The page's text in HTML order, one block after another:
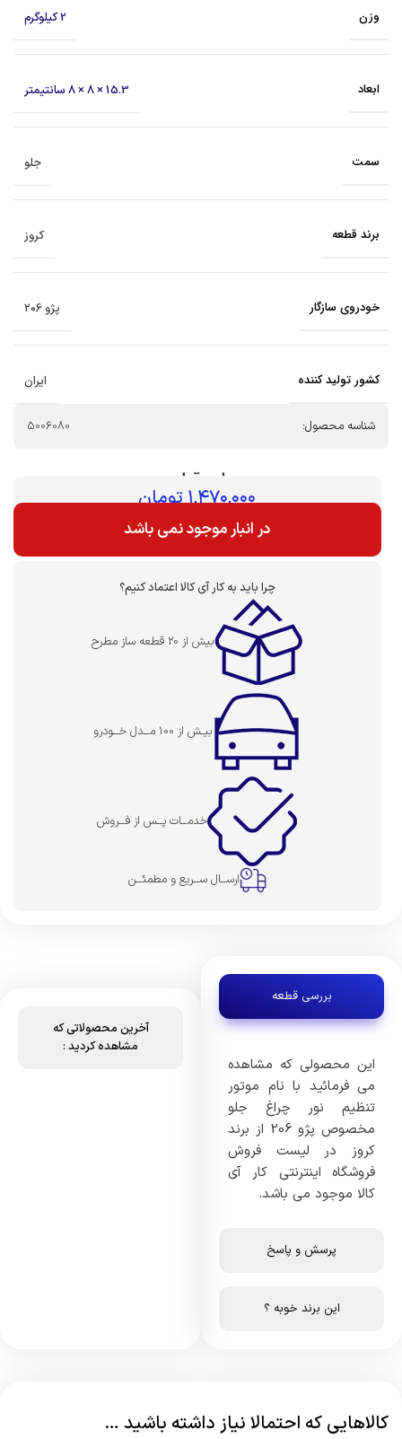
وزن 2 کیلوگرم
ابعاد 15.3 × 8 × 8 سانتیمتر
سمت جلو
برند قطعه کروز
خودروی سازگار پژو 206
کشور تولید کننده ایران
شناسه محصول: 5006080
بهای قطعه :
۱,۴۷۰,۰۰۰تومان
در انبار موجود نمی باشد
چرا باید به کار آی کالا اعتماد کنیم؟
بیش از 20 قطعه ساز مطرح
بیـش از 100 مــدل خــودرو
خدمــات پــس از فــروش
ارســال ســریع و مطمئــن
بررسی قطعه
پرسش و پاسخ
این برند خوبه ؟
این محصولی که مشاهده
می فرمائید با نام موتور
تنظیم نور چراغ جلو
مخصوص پژو 206 از برند
کروز در لیست فروش
فروشگاه اینترنتی کار آی
کالا موجود می باشد.
آخرین محصولاتی که
مشاهده کردید :
کالاهایی که احتمالا نیاز داشته باشید …